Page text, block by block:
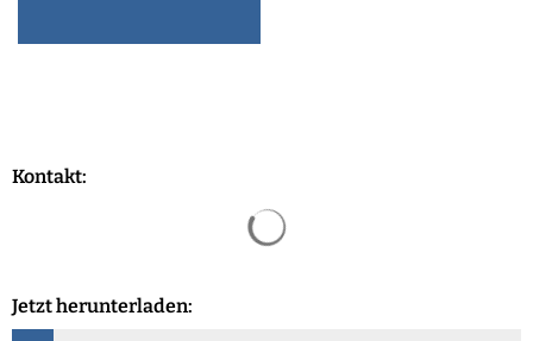
Kontakt:
Jetzt herunterladen: